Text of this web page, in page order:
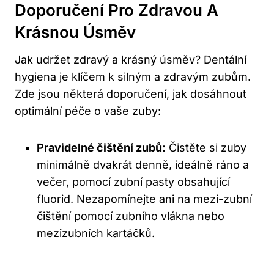
Doporučení Pro Zdravou A
Krásnou Úsměv
Jak udržet zdravý a krásný úsměv? Dentální
hygiena je klíčem k silným a zdravým zubům.
Zde jsou některá doporučení, jak dosáhnout
optimální péče o vaše zuby:
Pravidelné čištění zubů: Čistěte si zuby
minimálně dvakrát denně, ideálně ráno a
večer, pomocí zubní pasty obsahující
fluorid. Nezapomínejte ani na mezi-zubní
čištění pomocí zubního vlákna nebo
mezizubních kartáčků.